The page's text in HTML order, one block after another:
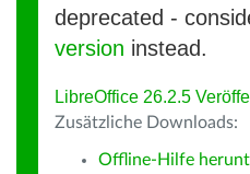
deprecated -
version instead.
LibreOffice 26.2.5
Zusätzliche Downloads:
Offline-Hilfe